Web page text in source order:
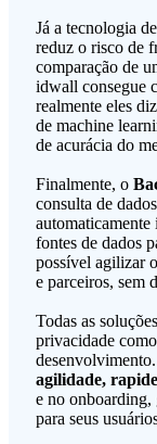
Já a tecnologia
reduz o risco de
comparação de
idwall consegue
realmente eles
de machine
de acurácia do
Finalmente, o
consulta de
automaticamente
fontes de dados
possível agilizar
e parceiros, sem
Todas as
privacidade
agilidade,
e no onboarding,
para seus